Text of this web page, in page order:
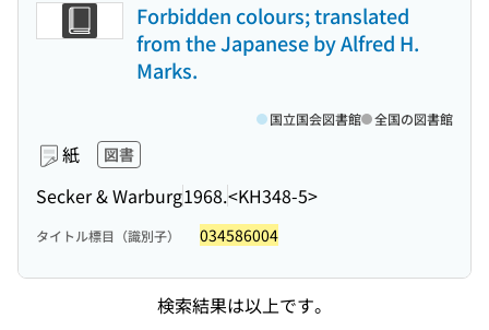
Forbidden colours; translated
from the Japanese by Alfred H.
Marks.
紙 図書
Secker & Warburg1968.<KH348-5>
国立国会図書館 全国の図書館
タイトル標目（識別子） 034586004
検索結果は以上です。